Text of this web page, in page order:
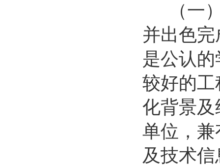
（一）
并出色
是公认
较好的
化背景
单位，
及技术